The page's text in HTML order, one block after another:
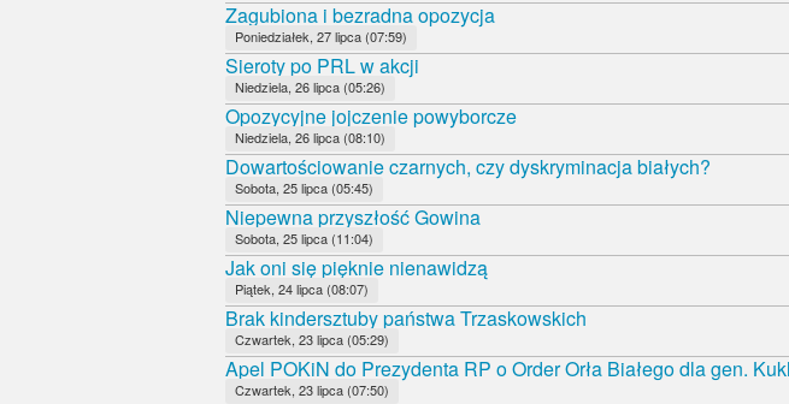
Zagubiona i bezradna opozycja
Poniedziałek, 27 lipca (07:59)
Sieroty po PRL w akcji
Niedziela, 26 lipca (05:26)
Opozycyjne jojczenie powyborcze
Niedziela, 26 lipca (08:10)
Dowartościowanie czarnych, czy dyskryminacja białych?
Sobota, 25 lipca (05:45)
Niepewna przyszłość Gowina
Sobota, 25 lipca (11:04)
Jak oni się pięknie nienawidzą
Piątek, 24 lipca (08:07)
Brak kindersztuby państwa Trzaskowskich
Czwartek, 23 lipca (05:29)
Apel POKiN do Prezydenta RP o Order Orła Białego dla gen.
Czwartek, 23 lipca (07:50)